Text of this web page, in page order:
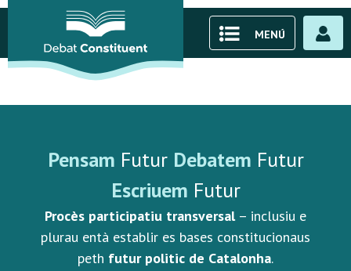
MENÚ
Pensam Futur Debatem Futur
Escriuem Futur
Procès participatiu transversal– inclusiu e
plurau entà establir es bases constitucionaus
peth futur politic de Catalonha.